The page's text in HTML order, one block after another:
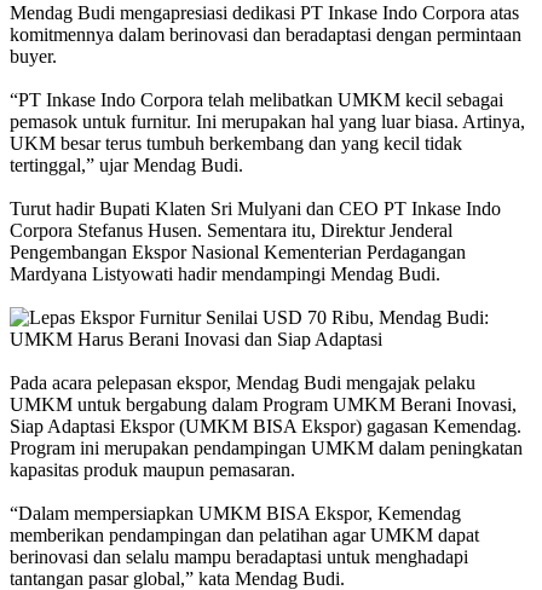
Mendag Budi mengapresiasi dedikasi PT Inkase Indo Corpora atas
komitmennya dalam berinovasi dan beradaptasi dengan permintaan
buyer.
“PT Inkase Indo Corpora telah melibatkan UMKM kecil sebagai
pemasok untuk furnitur. Ini merupakan hal yang luar biasa. Artinya,
UKM besar terus tumbuh berkembang dan yang kecil tidak
tertinggal,” ujar Mendag Budi.
Turut hadir Bupati Klaten Sri Mulyani dan CEO PT Inkase Indo
Corpora Stefanus Husen. Sementara itu, Direktur Jenderal
Pengembangan Ekspor Nasional Kementerian Perdagangan
Mardyana Listyowati hadir mendampingi Mendag Budi.
Pada acara pelepasan ekspor, Mendag Budi mengajak pelaku
UMKM untuk bergabung dalam Program UMKM Berani Inovasi,
Siap Adaptasi Ekspor (UMKM BISA Ekspor) gagasan Kemendag.
Program ini merupakan pendampingan UMKM dalam peningkatan
kapasitas produk maupun pemasaran.
“Dalam mempersiapkan UMKM BISA Ekspor, Kemendag
memberikan pendampingan dan pelatihan agar UMKM dapat
berinovasi dan selalu mampu beradaptasi untuk menghadapi
tantangan pasar global,” kata Mendag Budi.